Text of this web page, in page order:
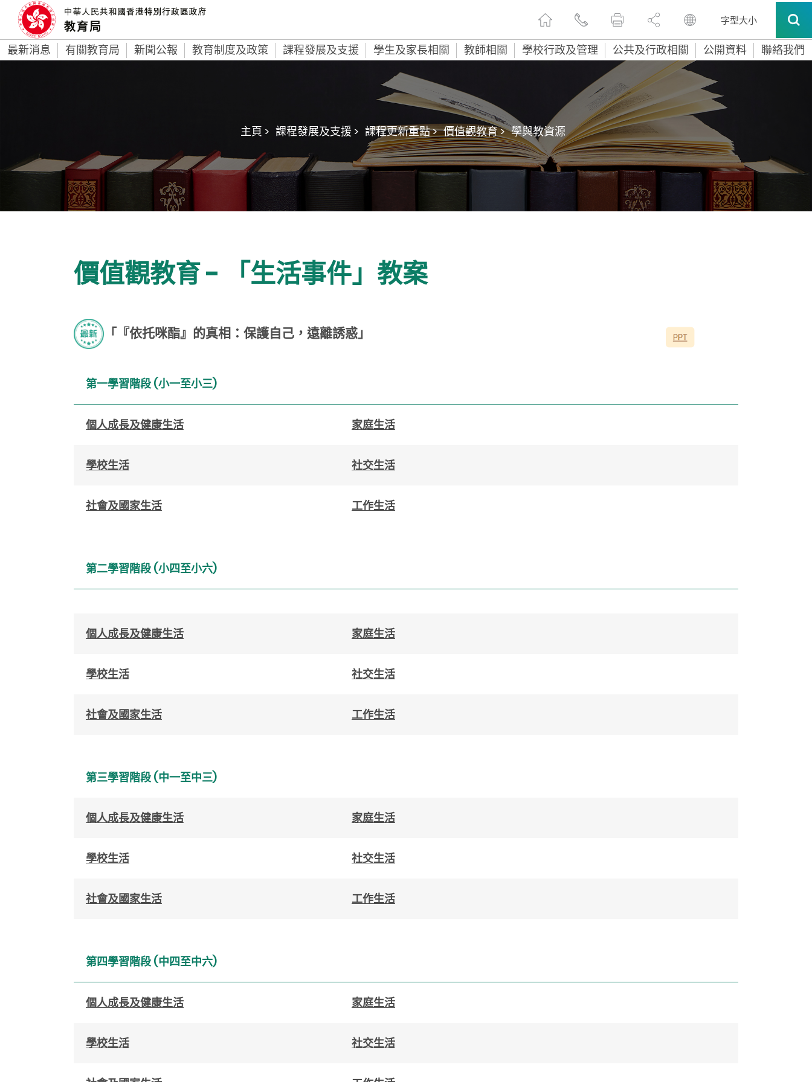
字型大小
最新消息 有關教育局 新聞公報 教育制度及政策 課程發展及支援 學生及家長相關 教師相關 學校行政及管理 公共及行政相關 公開資料 聯絡我們
主頁 > 課程發展及支援 > 課程更新重點 > 價值觀教育 > 學與教資源
價值觀教育 - 「生活事件」教案
「『依托咪酯』的真相：保護自己，遠離誘惑」
第一學習階段 (小一至小三)
個人成長及健康生活 家庭生活
學校生活 社交生活
社會及國家生活 工作生活
第二學習階段 (小四至小六)
個人成長及健康生活 家庭生活
學校生活 社交生活
社會及國家生活 工作生活
第三學習階段 (中一至中三)
個人成長及健康生活 家庭生活
學校生活 社交生活
社會及國家生活 工作生活
第四學習階段 (中四至中六)
個人成長及健康生活 家庭生活
學校生活 社交生活